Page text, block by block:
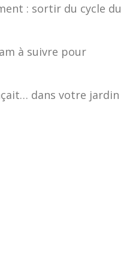
: sortir du cycle du
à suivre pour
dans votre jardin